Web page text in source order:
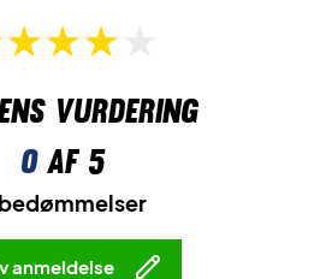
vurdering
0af 5
anmeldelse